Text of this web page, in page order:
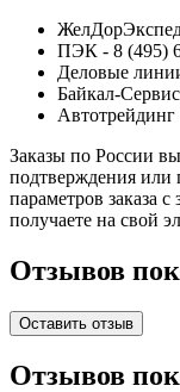
ПЭК - 8 (495)
Деловые
Байкал-
Заказы по России
подтверждения или
параметров заказа
получаете на свой
Отзывов
Оставить отзыв
Отзывов